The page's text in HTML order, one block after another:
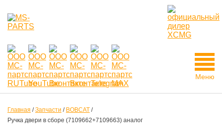
Меню
Главная /Запчасти / BOBCAT /
Ручка двери в сборе (7109662+7109663) аналог